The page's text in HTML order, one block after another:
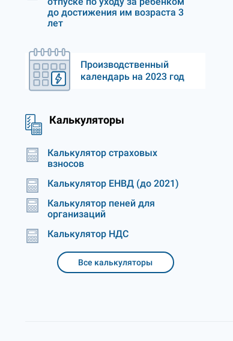
до достижения им возраста 3
лет
Производственный
календарь на 2023 год
Калькуляторы
Калькулятор страховых
взносов
Калькулятор ЕНВД (до 2021)
Калькулятор пеней для
организаций
Калькулятор НДС
Все калькуляторы